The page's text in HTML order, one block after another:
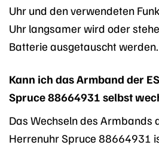
Uhr und den verwendeten
Uhr langsamer wird oder
Batterie ausgetauscht werden.
Kann ich das Armband der
Spruce 88664931 selbst
Das Wechseln des Armbands
Herrenuhr Spruce 88664931